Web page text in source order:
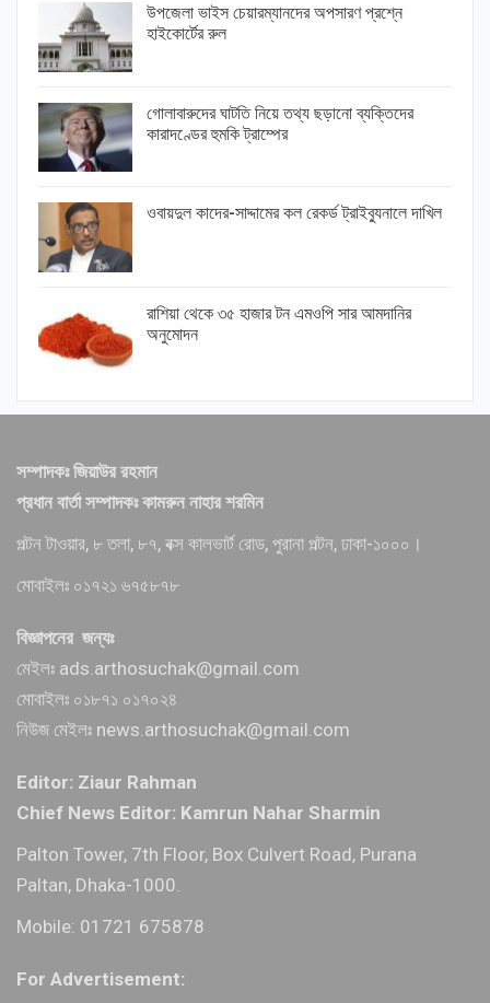
উপজেলা ভাইস চেয়ারম্যানদের অপসারণ প্রশ্নে
হাইকোর্টের রুল
গোলাবারুদের ঘাটতি নিয়ে তথ্য ছড়ানো ব্যক্তিদের
কারাদণ্ডের হুমকি ট্রাম্পের
ওবায়দুল কাদের-সাদ্দামের কল রেকর্ড ট্রাইব্যুনালে দাখিল
রাশিয়া থেকে ৩৫ হাজার টন এমওপি সার আমদানির
অনুমোদন
সম্পাদকঃ জিয়াউর রহমান
প্রধান বার্তা সম্পাদকঃ কামরুন নাহার শরমিন
পল্টন টাওয়ার, ৮ তলা, ৮৭, বক্স কালভার্ট রোড, পুরানা পল্টন, ঢাকা-১০০০।
মোবাইলঃ ০১৭২১ ৬৭৫৮৭৮
বিজ্ঞাপনের জন্যঃ
মেইলঃ ads.arthosuchak@gmail.com
মোবাইলঃ ০১৮৭১ ০১৭০২৪
নিউজ মেইলঃ news.arthosuchak@gmail.com
Editor: Ziaur Rahman
Chief News Editor: Kamrun Nahar Sharmin
Palton Tower, 7th Floor, Box Culvert Road, Purana
Paltan, Dhaka-1000.
Mobile: 01721 675878
For Advertisement: